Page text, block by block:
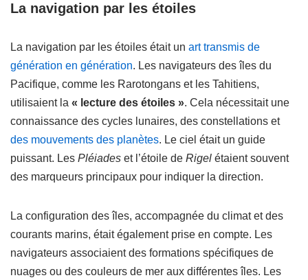
La navigation par les étoiles
La navigation par les étoiles était un art transmis de
génération en génération. Les navigateurs des îles du
Pacifique, comme les Rarotongans et les Tahitiens,
utilisaient la « lecture des étoiles ». Cela nécessitait une
connaissance des cycles lunaires, des constellations et
des mouvements des planètes. Le ciel était un guide
puissant. Les Pléiades et l’étoile de Rigel étaient souvent
des marqueurs principaux pour indiquer la direction.
La configuration des îles, accompagnée du climat et des
courants marins, était également prise en compte. Les
navigateurs associaient des formations spécifiques de
nuages ou des couleurs de mer aux différentes îles. Les